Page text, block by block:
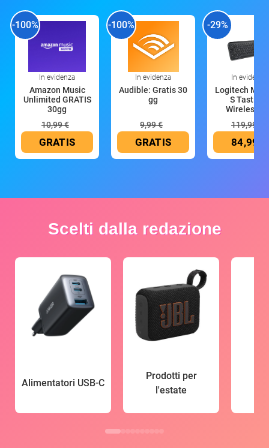
-100%
In evidenza
Amazon Music
Unlimited GRATIS
30gg
10,99 €
GRATIS
-100%
In evidenza
Audible: Gratis 30
gg
9,99 €
GRATIS
-29%
In evidenza
Logitech MX
S Tastiera
Wireless
119,99 €
84,99 €
Scelti dalla redazione
Alimentatori USB-C
Prodotti per
l'estate